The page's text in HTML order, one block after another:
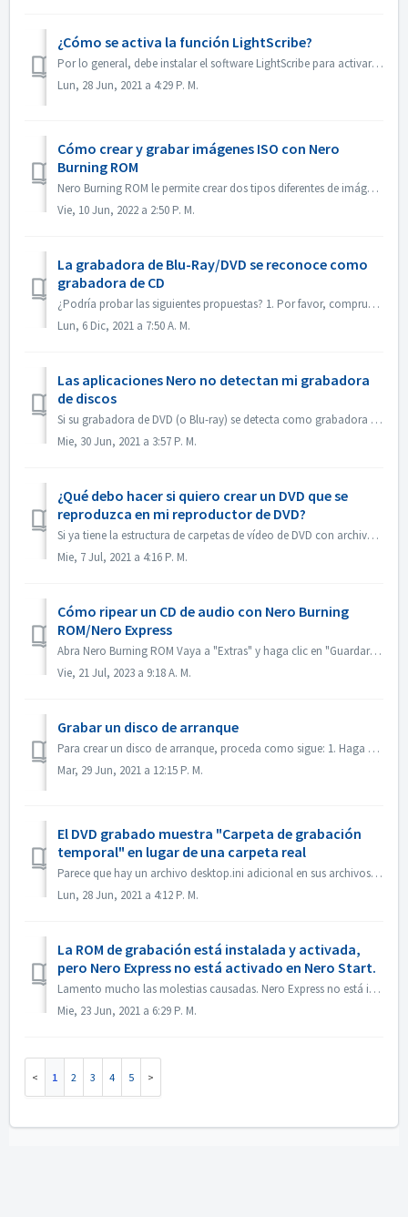
¿Cómo se activa la función LightScribe?
Por lo general, debe instalar el software LightScribe para activar las funciones de LightScribe. https://lightscribesoftware.org/ Póngase en contacto con n...
Lun, 28 Jun, 2021 a 4:29 P. M.
Cómo crear y grabar imágenes ISO con Nero
Burning ROM
Nero Burning ROM le permite crear dos tipos diferentes de imágenes de disco. Los 'Archivos de imagen de Nero' (*.nrg) consisten en un formato de im...
Vie, 10 Jun, 2022 a 2:50 P. M.
La grabadora de Blu-Ray/DVD se reconoce como
grabadora de CD
¿Podría probar las siguientes propuestas? 1. Por favor, compruebe si hay un nuevo controlador para su quemador y el firmware. Por favor, actualice si lo ha...
Lun, 6 Dic, 2021 a 7:50 A. M.
Las aplicaciones Nero no detectan mi grabadora
de discos
Si su grabadora de DVD (o Blu-ray) se detecta como grabadora de CD, consulte este artículo: https://nerosupport.freshdesk.com/en/support/solutions/articles...
Mie, 30 Jun, 2021 a 3:57 P. M.
¿Qué debo hacer si quiero crear un DVD que se
reproduzca en mi reproductor de DVD?
Si ya tiene la estructura de carpetas de vídeo de DVD con archivos .VOB, .IFO/.BUP, puede utilizar Nero BurningROM para grabar un DVD. 1. Nueva compilación....
Mie, 7 Jul, 2021 a 4:16 P. M.
Cómo ripear un CD de audio con Nero Burning
ROM/Nero Express
Abra Nero Burning ROM Vaya a "Extras" y haga clic en "Guardar pistas de audio". En la pestaña "fuente", selecciona las pist...
Vie, 21 Jul, 2023 a 9:18 A. M.
Grabar un disco de arranque
Para crear un disco de arranque, proceda como sigue: 1. Haga clic en el botón Nuevo en la pantalla principal de Nero Burning ROM. ->Se abre la ventana d...
Mar, 29 Jun, 2021 a 12:15 P. M.
El DVD grabado muestra "Carpeta de grabación
temporal" en lugar de una carpeta real
Parece que hay un archivo desktop.ini adicional en sus archivos de origen. El Explorador lee ese archivo y encuentra que esta carpeta en particular tiene un...
Lun, 28 Jun, 2021 a 4:12 P. M.
La ROM de grabación está instalada y activada,
pero Nero Express no está activado en Nero Start.
Lamento mucho las molestias causadas. Nero Express no está incluido en el producto independiente Nero BurningRom. Nero Express se vende en tiendas fuera ...
Mie, 23 Jun, 2021 a 6:29 P. M.
1 2 3 4 5